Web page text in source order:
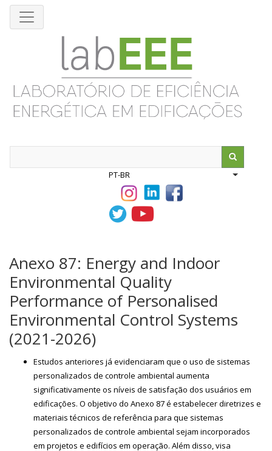
Pular
PT-BR
List
Anexo 87: Energy and Indoor
Environmental Quality
Performance of Personalised
Environmental Control Systems
(2021-2026)
Estudos anteriores já evidenciaram que o uso de sistemas
personalizados de controle ambiental aumenta
significativamente os níveis de satisfação dos usuários em
edificações. O objetivo do Anexo 87 é estabelecer diretrizes e
materiais técnicos de referência para que sistemas
personalizados de controle ambiental sejam incorporados
em projetos e edifícios em operação. Além disso, visa